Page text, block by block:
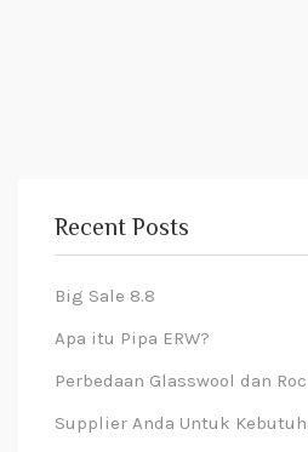
Recent Posts
Big Sale 8.8
Apa itu Pipa ERW?
Perbedaan Glasswool dan
Supplier Anda Untuk